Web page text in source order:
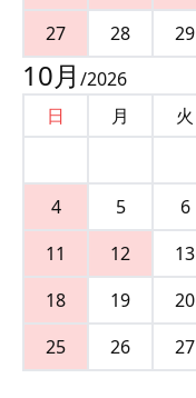
27
28 29
10月 /2026
日
月 火
4
5 6
11
12 13
18
19 20
25
26 27